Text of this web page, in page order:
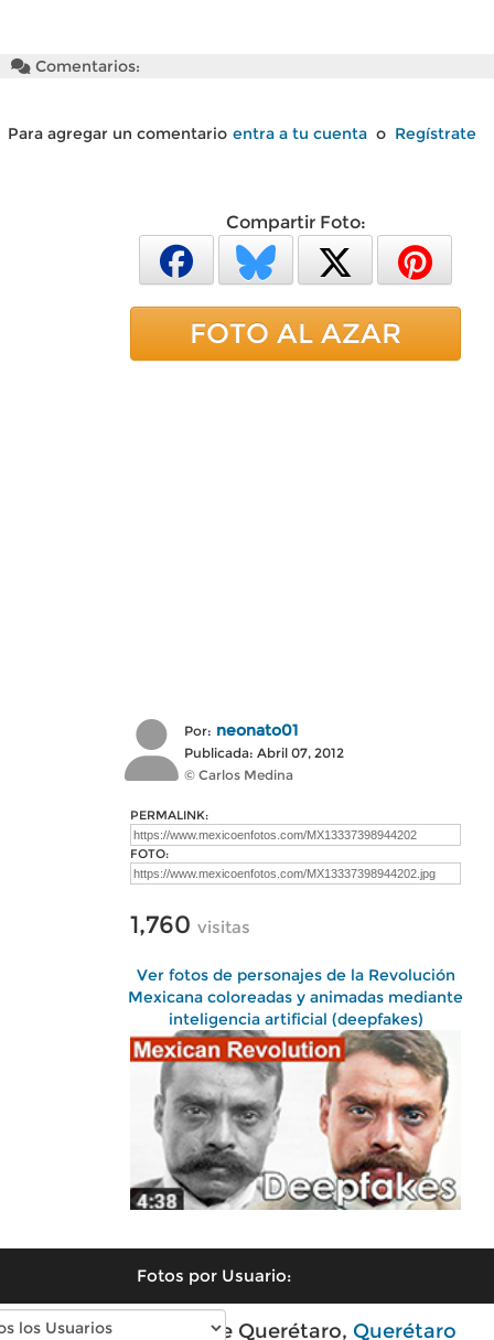
Comentarios:
Para agregar un comentario entra a tu cuenta o Regístrate
Compartir Foto:
FOTO AL AZAR
Por: neonato01
Publicada: Abril 07, 2012
© Carlos Medina
PERMALINK:
FOTO:
1,760 visitas
Ver fotos de personajes de la Revolución
Mexicana coloreadas y animadas mediante
inteligencia artificial (deepfakes)
Fotos por Usuario:
Fotos modernas de Querétaro, Querétaro